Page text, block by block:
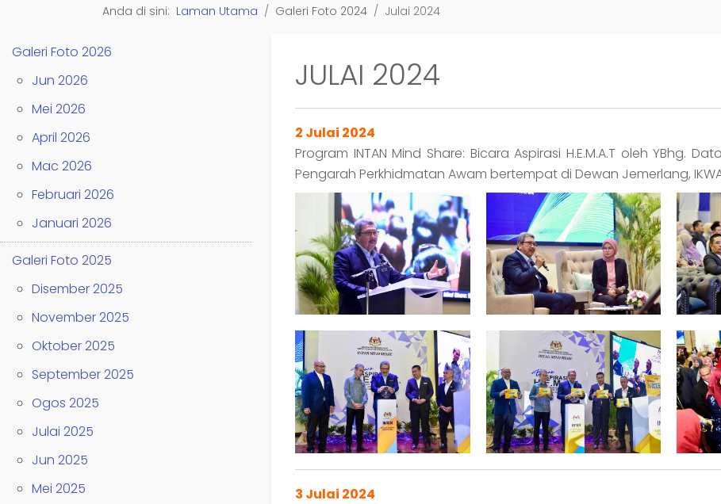
Anda di sini: Laman Utama Galeri Foto 2024 Julai 2024
Galeri Foto 2026
Jun 2026
Mei 2026
April 2026
Mac 2026
Februari 2026
Januari 2026
Galeri Foto 2025
Disember 2025
November 2025
Oktober 2025
September 2025
Ogos 2025
Julai 2025
Jun 2025
Mei 2025
JULAI 2024
2 Julai 2024
Program INTAN Mind Share: Bicara Aspirasi H.E.M.A.T oleh YBhg.
Pengarah Perkhidmatan Awam bertempat di Dewan Jemerlang,
3 Julai 2024